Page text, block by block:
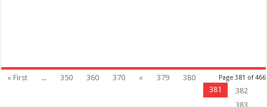
Page 381 of 466
« First ... 350 360 370 « 379
380
381
382
383